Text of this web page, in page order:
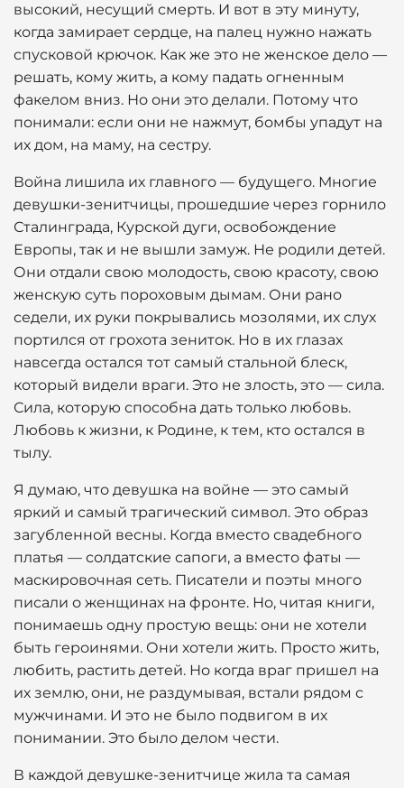
высокий, несущий смерть. И вот в эту минуту,
когда замирает сердце, на палец нужно нажать
спусковой крючок. Как же это не женское дело —
решать, кому жить, а кому падать огненным
факелом вниз. Но они это делали. Потому что
понимали: если они не нажмут, бомбы упадут на
их дом, на маму, на сестру.
Война лишила их главного — будущего. Многие
девушки-зенитчицы, прошедшие через горнило
Сталинграда, Курской дуги, освобождение
Европы, так и не вышли замуж. Не родили детей.
Они отдали свою молодость, свою красоту, свою
женскую суть пороховым дымам. Они рано
седели, их руки покрывались мозолями, их слух
портился от грохота зениток. Но в их глазах
навсегда остался тот самый стальной блеск,
который видели враги. Это не злость, это — сила.
Сила, которую способна дать только любовь.
Любовь к жизни, к Родине, к тем, кто остался в
тылу.
Я думаю, что девушка на войне — это самый
яркий и самый трагический символ. Это образ
загубленной весны. Когда вместо свадебного
платья — солдатские сапоги, а вместо фаты —
маскировочная сеть. Писатели и поэты много
писали о женщинах на фронте. Но, читая книги,
понимаешь одну простую вещь: они не хотели
быть героинями. Они хотели жить. Просто жить,
любить, растить детей. Но когда враг пришел на
их землю, они, не раздумывая, встали рядом с
мужчинами. И это не было подвигом в их
понимании. Это было делом чести.
В каждой девушке-зенитчице жила та самая